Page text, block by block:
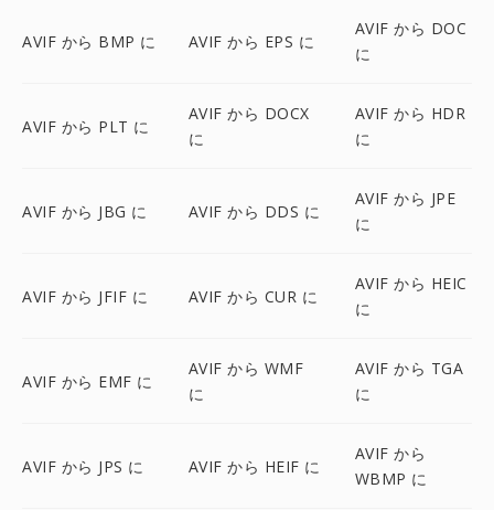
AVIF から BMP に AVIF から EPS に
AVIF から DOC
に
AVIF から PLT に
AVIF から DOCX
に
AVIF から HDR
に
AVIF から JBG に AVIF から DDS に
AVIF から JPE
に
AVIF から JFIF に AVIF から CUR に
AVIF から HEIC
に
AVIF から EMF に
AVIF から WMF
に
AVIF から TGA
に
AVIF から JPS に AVIF から HEIF に
AVIF から
WBMP に